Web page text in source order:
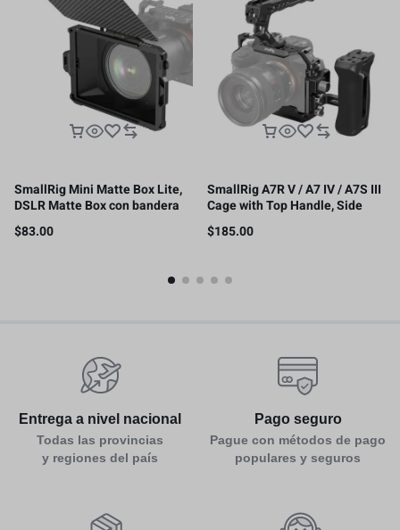
SmallRig Mini Matte Box Lite,
DSLR Matte Box con bandera
superior de fibra de carbono
$83.00
SmallRig A7R V / A7 IV / A7S III
Cage with Top Handle, Side
Handgrip and Clamp for HDMI
Cable -3669C
$185.00
Entrega a nivel nacional
Todas las provincias
y regiones del país
Pago seguro
Pague con métodos de pago
populares y seguros